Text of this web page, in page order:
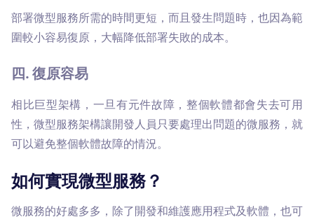
部署微型服務所需的時間更短，而且發生問題時，也因為範
圍較小容易復原，大幅降低部署失敗的成本。
四. 復原容易
相比巨型架構，一旦有元件故障，整個軟體都會失去可用
性，微型服務架構讓開發人員只要處理出問題的微服務，就
可以避免整個軟體故障的情況。
如何實現微型服務？
微服務的好處多多，除了開發和維護應用程式及軟體，也可